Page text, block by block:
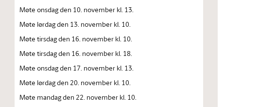
Møte onsdag den 10. november kl. 13.
Møte lørdag den 13. november kl. 10.
Møte tirsdag den 16. november kl. 10.
Møte tirsdag den 16. november kl. 18.
Møte onsdag den 17. november kl. 13.
Møte lørdag den 20. november kl. 10.
Møte mandag den 22. november kl. 10.